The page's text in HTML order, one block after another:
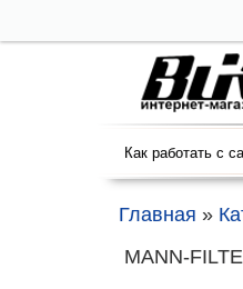
Как работать с
Главная »
MANN-